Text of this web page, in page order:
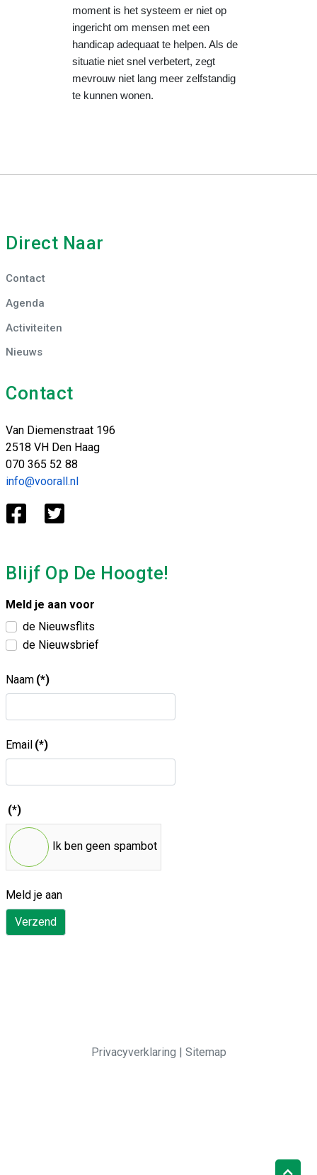
moment is het systeem er niet op
ingericht om mensen met een
handicap adequaat te helpen. Als de
situatie niet snel verbetert, zegt
mevrouw niet lang meer zelfstandig
te kunnen wonen.
Direct Naar
Contact
Agenda
Activiteiten
Nieuws
Contact
Van Diemenstraat 196
2518 VH Den Haag
070 365 52 88
info@voorall.nl
Blijf Op De Hoogte!
Meld je aan voor
de Nieuwsflits
de Nieuwsbrief
Naam (*)
Email (*)
(*)
Ik ben geen spambot
Meld je aan
Verzend
Privacyverklaring Sitemap